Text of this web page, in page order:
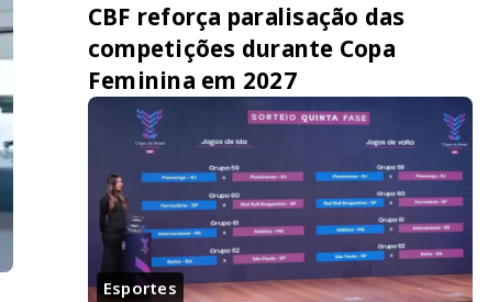
CBF reforça paralisação das
competições durante Copa
Feminina em 2027
Esportes